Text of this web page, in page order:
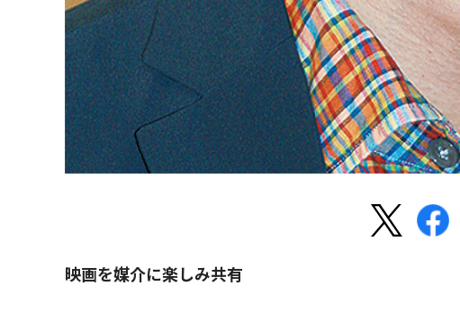
映画を媒介に楽しみ共有